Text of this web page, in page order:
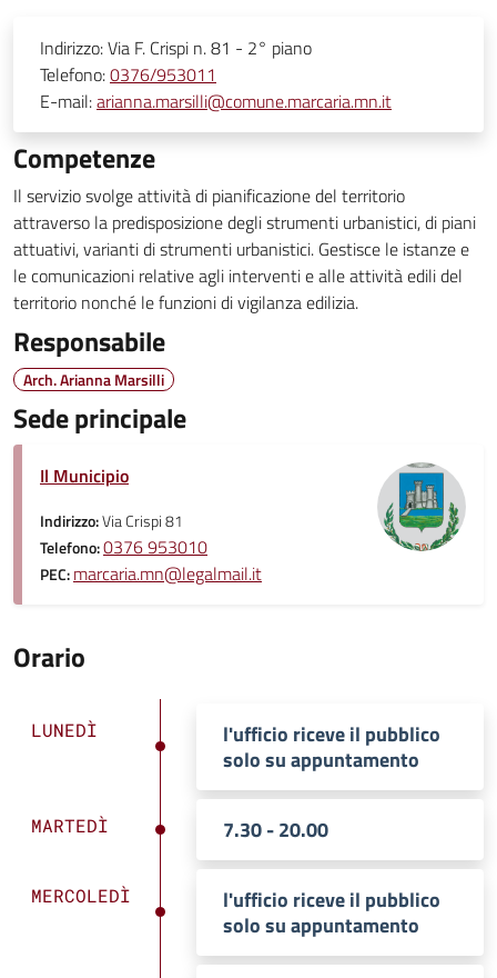
Indirizzo:Via F. Crispi n. 81 - 2° piano
Telefono:0376/953011
E-mail:arianna.marsilli@comune.marcaria.mn.it
Competenze
Il servizio svolge attività di pianificazione del territorio
attraverso la predisposizione degli strumenti urbanistici, di piani
attuativi, varianti di strumenti urbanistici. Gestisce le istanze e
le comunicazioni relative agli interventi e alle attività edili del
territorio nonché le funzioni di vigilanza edilizia.
Responsabile
Arch. Arianna Marsilli
Sede principale
Il Municipio
Indirizzo:Via Crispi 81
Telefono:0376 953010
PEC:marcaria.mn@legalmail.it
Orario
LUNEDÌ
l'ufficio riceve il pubblico
solo su appuntamento
MARTEDÌ 7.30 - 20.00
MERCOLEDÌ
l'ufficio riceve il pubblico
solo su appuntamento